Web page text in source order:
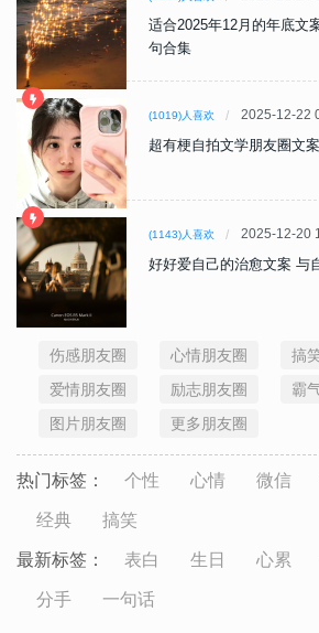
适合2025年12月的年底文
句合集
(1019)人喜欢 2025-12-22
超有梗自拍文学朋友圈文
(1143)人喜欢 2025-12-20
好好爱自己的治愈文案 与
伤感朋友圈 心情朋友圈
搞
爱情朋友圈
励志朋友圈
霸
图片朋友圈
更多朋友圈
热门标签： 个性 心情 微信
经典 搞笑
最新标签： 表白 生日 心累
分手 一句话